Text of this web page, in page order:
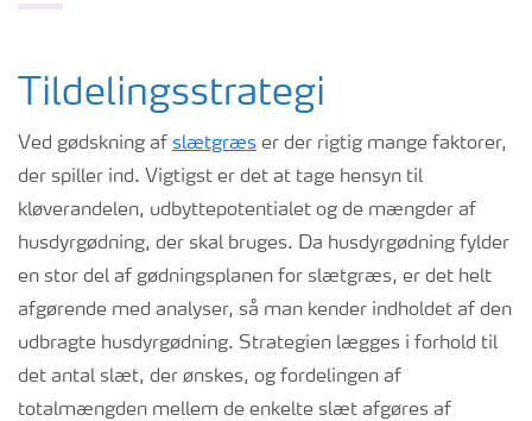
Tildelingsstrategi
Ved gødskning af slætgræs er der rigtig mange faktorer,
der spiller ind. Vigtigst er det at tage hensyn til
kløverandelen, udbyttepotentialet og de mængder af
husdyrgødning, der skal bruges. Da husdyrgødning fylder
en stor del af gødningsplanen for slætgræs, er det helt
afgørende med analyser, så man kender indholdet af den
udbragte husdyrgødning. Strategien lægges i forhold til
det antal slæt, der ønskes, og fordelingen af
totalmængden mellem de enkelte slæt afgøres af